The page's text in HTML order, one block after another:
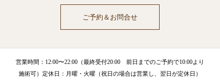
ご予約＆お問合せ
営業時間：12:00〜22:00（最終受付20:00 前日までのご予約で10:00より
施術可）定休日：月曜・火曜（祝日の場合は営業し、翌日が定休日）